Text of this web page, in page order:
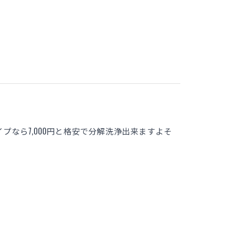
なら7,000円と格安で分解洗浄出来ますよそ